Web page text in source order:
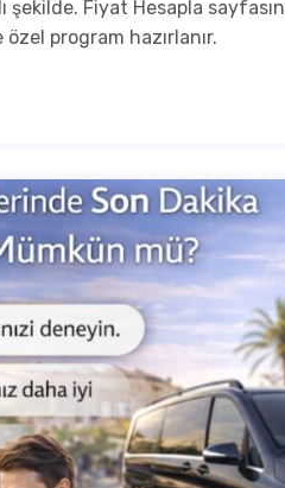
şekilde. Fiyat Hesapla
program hazırlanır.